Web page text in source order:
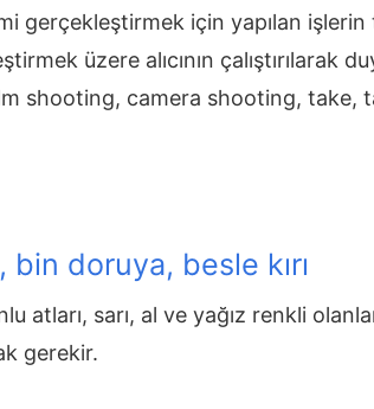
gerçekleştirmek için yapılan işlerin
üzere alıcının çalıştırılarak
shooting, camera shooting, take,
bin doruya, besle kırı
atları, sarı, al ve yağız renkli
gerekir.